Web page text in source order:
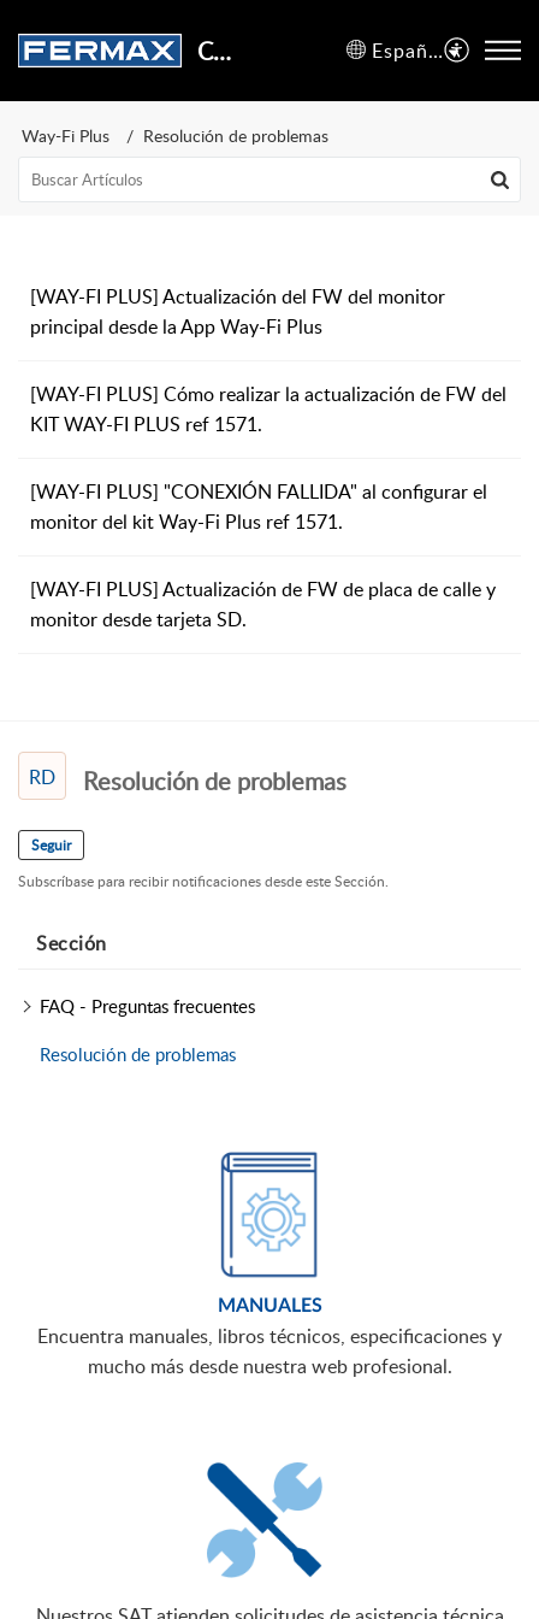
Centro de Soporte Español (España)
Way-Fi Plus Resolución de problemas
[WAY-FI PLUS] Actualización del FW del monitor
principal desde la App Way-Fi Plus
[WAY-FI PLUS] Cómo realizar la actualización de FW del
KIT WAY-FI PLUS ref 1571.
[WAY-FI PLUS] "CONEXIÓN FALLIDA" al configurar el
monitor del kit Way-Fi Plus ref 1571.
[WAY-FI PLUS] Actualización de FW de placa de calle y
monitor desde tarjeta SD.
RD Resolución de problemas
Seguir
Subscríbase para recibir notificaciones desde este Sección.
Sección
FAQ - Preguntas frecuentes
Resolución de problemas
MANUALES
Encuentra manuales, libros técnicos, especificaciones y
mucho más desde nuestra web profesional.